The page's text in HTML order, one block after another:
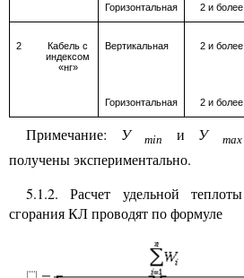
Горизонтальная 2 и более
2
Кабель с
индексом
«нг»
Вертикальная 2 и более
Горизонтальная 2 и более
Примечание: Уmin и У max
получены экспериментально.
5.1.2. Расчет удельной теплоты
сгорания КЛ проводят по формуле